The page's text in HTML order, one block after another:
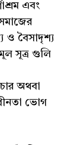
এবং
ও বৈসাদৃশ্য
সূত্র গুলি
অথবা
ভোগ